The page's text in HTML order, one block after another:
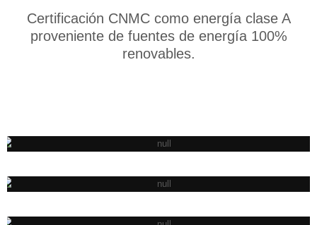
Certificación CNMC como energía clase A
proveniente de fuentes de energía 100%
renovables.